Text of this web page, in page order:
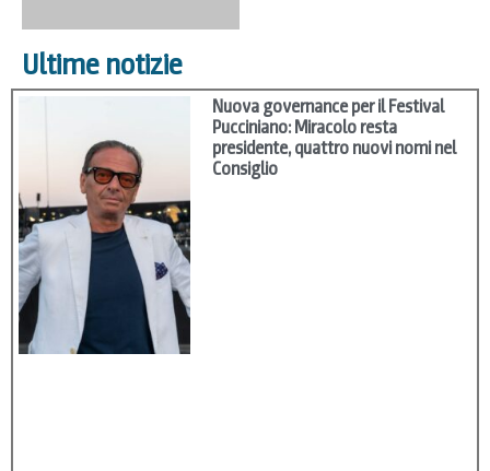
Ultime notizie
Nuova governance per il Festival
Pucciniano: Miracolo resta
presidente, quattro nuovi nomi nel
Consiglio